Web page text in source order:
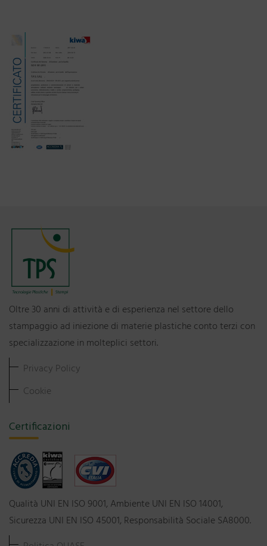
Oltre 30 anni di attività e di esperienza nel settore dello
stampaggio ad iniezione di materie plastiche conto terzi con
specializzazione in molteplici settori.
Privacy Policy
Cookie
Certificazioni
Qualità UNI EN ISO 9001, Ambiente UNI EN ISO 14001,
Sicurezza UNI EN ISO 45001, Responsabilità Sociale SA8000.